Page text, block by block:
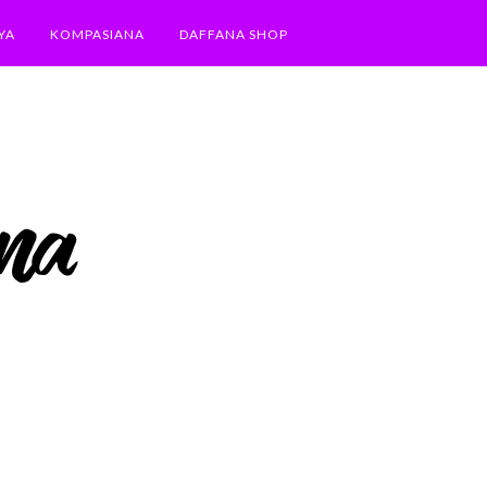
KOMPASIANA DAFFANA SHOP